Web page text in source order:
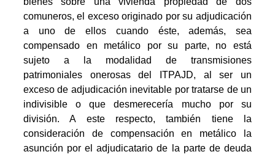
comuneros, el exceso originado por su adjudicación
a uno de ellos cuando éste, además, sea
compensado en metálico por su parte, no está
sujeto a la modalidad de transmisiones
patrimoniales onerosas del ITPAJD, al ser un
exceso de adjudicación inevitable por tratarse de un
indivisible o que desmerecería mucho por su
división. A este respecto, también tiene la
consideración de compensación en metálico la
asunción por el adjudicatario de la parte de deuda